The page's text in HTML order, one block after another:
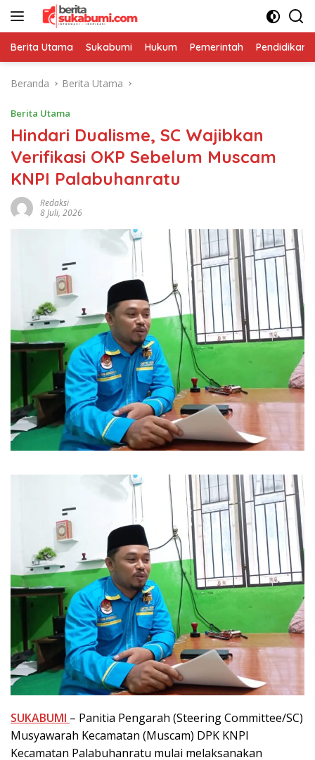
Langsung
Berita Utama Sukabumi Hukum Pemerintah Pendidikan
Beranda Berita Utama
Berita Utama
Hindari Dualisme, SC Wajibkan
Verifikasi OKP Sebelum Muscam
KNPI Palabuhanratu
Redaksi
8 Juli, 2026
SUKABUMI – Panitia Pengarah (Steering Committee/SC)
Musyawarah Kecamatan (Muscam) DPK KNPI
Kecamatan Palabuhanratu mulai melaksanakan